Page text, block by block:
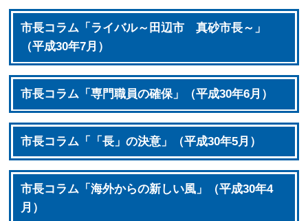
市長コラム「ライバル～田辺市 真砂市長～」
（平成30年7月）
市長コラム「専門職員の確保」（平成30年6月）
市長コラム「「長」の決意」（平成30年5月）
市長コラム「海外からの新しい風」（平成30年4
月）